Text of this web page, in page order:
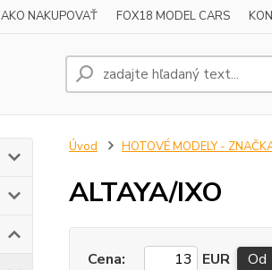
AKO NAKUPOVAŤ FOX18 MODEL CARS
Úvod HOTOVÉ MODELY -
ALTAYA/IXO
Cena: EUR Od